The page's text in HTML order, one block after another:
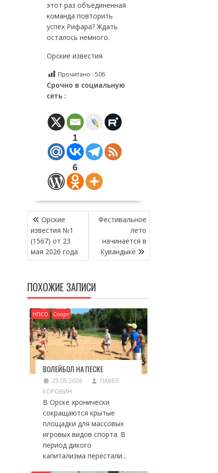
этот раз объединенная
команда повторить
успех Рифара? Ждать
осталось немного.
Орские известия
Прочитано : 506
Срочно в социальную
сеть :
1
6
НАВИГАЦИЯ
ПО
ЗАПИСЯМ
Орские
известия №1
(1567) от 23
мая 2026 года
Фестивальное
лето
начинается в
Кувандыке
ПОХОЖИЕ ЗАПИСИ
НПСО Спорт
ВОЛЕЙБОЛ НА ПЕСКЕ
25.05.2026
ПАВЕЛ
КОРОВИН
В Орске хронически
сокращаются крытые
площадки для массовых
игровых видов спорта. В
период дикого
капитализма перестали...